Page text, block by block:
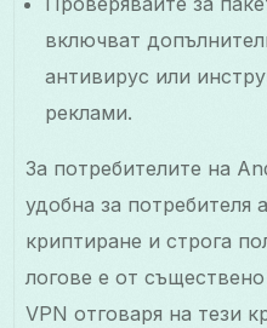
включват
антивирус или
реклами.
За потребителите на
удобна за потребителя
криптиране и строга
логове е от
VPN отговаря на тези